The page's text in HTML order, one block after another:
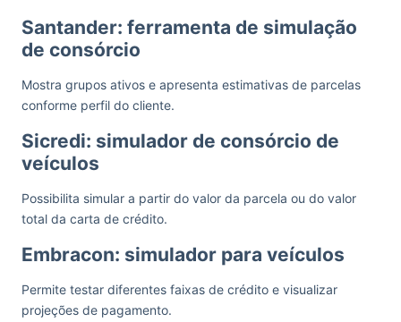
Santander: ferramenta de simulação
de consórcio
Mostra grupos ativos e apresenta estimativas de parcelas
conforme perfil do cliente.
Sicredi: simulador de consórcio de
veículos
Possibilita simular a partir do valor da parcela ou do valor
total da carta de crédito.
Embracon: simulador para veículos
Permite testar diferentes faixas de crédito e visualizar
projeções de pagamento.